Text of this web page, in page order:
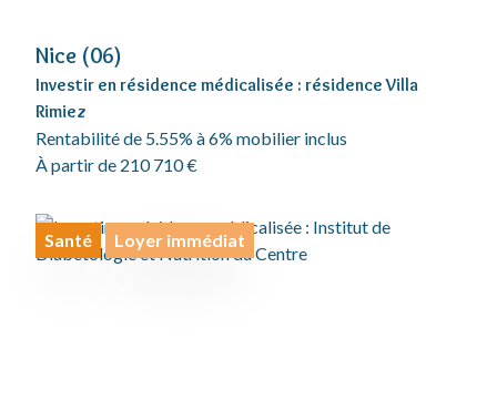
Nice (06)
Investir en résidence médicalisée : résidence Villa
Rimiez
Rentabilité de 5.55% à 6% mobilier inclus
À partir de 210 710 €
Santé Loyer immédiat